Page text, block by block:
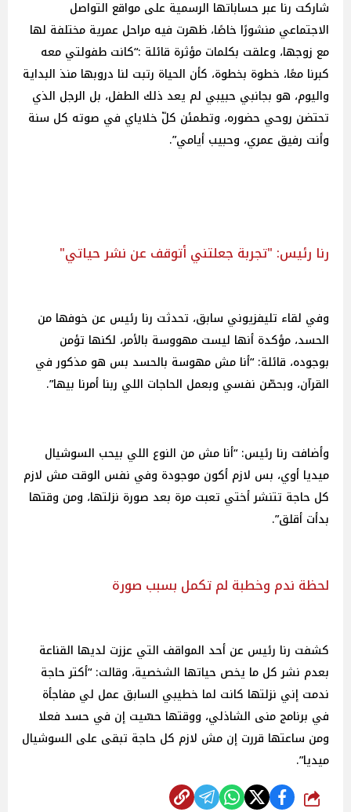
شاركت رنا عبر حساباتها الرسمية على مواقع التواصل
الاجتماعي منشورًا خاصًا، ظهرت فيه مراحل عمرية مختلفة لها
مع زوجها، وعلقت بكلمات مؤثرة قائلة :“كانت طفولتي معه
كبرنا معًا، خطوة بخطوة، كأن الحياة رتبت لنا دروبها منذ البداية
واليوم، هو بجانبي حبيبي لم يعد ذلك الطفل، بل الرجل الذي
تحتضن روحي حضوره، وتطمئن كلّ خلاياي في صوته كل سنة
وأنت ‎رفيق عمري، وحبيب أيامي”.
رنا رئيس: "تجربة جعلتني أتوقف عن نشر حياتي"
وفي لقاء تليفزيوني سابق، تحدثت رنا رئيس عن خوفها من
الحسد، مؤكدة أنها ليست مهووسة بالأمر، لكنها تؤمن
بوجوده، قائلة: “أنا مش مهوسة بالحسد بس هو مذكور في
القرآن، وبحصّن نفسي وبعمل الحاجات اللي ربنا أمرنا بيها”.
وأضافت رنا رئيس: “أنا مش من النوع اللي بيحب السوشيال
ميديا أوي، بس لازم أكون موجودة وفي نفس الوقت مش لازم
كل حاجة تتنشر أختي تعبت مرة بعد صورة نزلتها، ومن وقتها
بدأت أقلق”.
لحظة ندم وخطبة لم تكمل بسبب صورة
كشفت رنا رئيس عن أحد المواقف التي عززت لديها القناعة
بعدم نشر كل ما يخص حياتها الشخصية، وقالت: “أكتر حاجة
ندمت إني نزلتها كانت لما خطيبي السابق عمل لي مفاجأة
في برنامج منى الشاذلي، ووقتها حسّيت إن في حسد فعلا
ومن ساعتها قررت إن مش لازم كل حاجة تبقى على السوشيال
ميديا”.
شارك